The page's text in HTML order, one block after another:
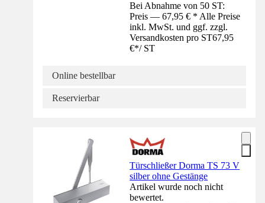
Bei Abnahme von 50 ST:
Preis — 67,95 € * Alle Preise
inkl. MwSt. und ggf. zzgl.
Versandkosten pro ST67,95
€*/ ST
Online bestellbar
Reservierbar
Türschließer Dorma TS 73 V
silber ohne Gestänge
Artikel wurde noch nicht
bewertet.